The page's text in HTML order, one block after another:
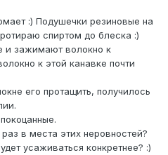
:) Подушечки резиновые на
спиртом до блеска :)
и зажимают волокно к
к этой канавке почти
его протащить, получилось
в места этих неровностей?
усаживаться конкретнее? :)